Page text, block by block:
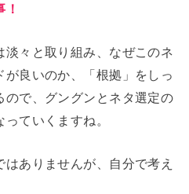
淡々と取り組み、なぜこのネ
が良いのか、「根拠」をしっ
ので、グングンとネタ選定の
ていくますね。
ありませんが、自分で考え